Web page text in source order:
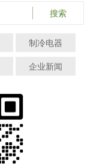
搜索
制冷电器
企业新闻